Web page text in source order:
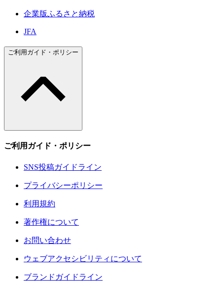
企業版ふるさと納税
JFA
ご利用ガイド・ポリシー
ご利用ガイド・ポリシー
SNS投稿ガイドライン
プライバシーポリシー
利用規約
著作権について
お問い合わせ
ウェブアクセシビリティについて
ブランドガイドライン